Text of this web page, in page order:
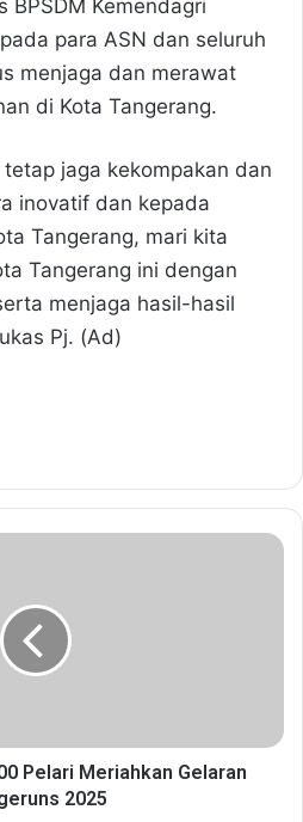
BPSDM Kemendagri
para ASN dan seluruh
menjaga dan merawat
di Kota Tangerang.
tetap jaga kekompakan dan
inovatif dan kepada
Tangerang, mari kita
Tangerang ini dengan
menjaga hasil-hasil
Pj. (Ad)
Pelari Meriahkan Gelaran
2025